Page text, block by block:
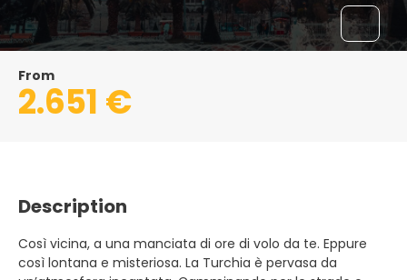
From
2.651 €
Description
Così vicina, a una manciata di ore di volo da te. Eppure
così lontana e misteriosa. La Turchia è pervasa da